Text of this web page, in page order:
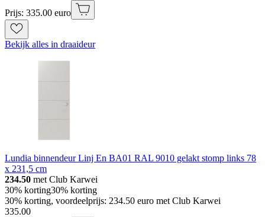
Prijs: 335.00 euro
Bekijk alles in draaideur
Lundia binnendeur Linj En BA01 RAL 9010 gelakt stomp links 78
x 231,5 cm
234.50 met Club Karwei
30% korting30% korting
30% korting, voordeelprijs: 234.50 euro met Club Karwei
335.00